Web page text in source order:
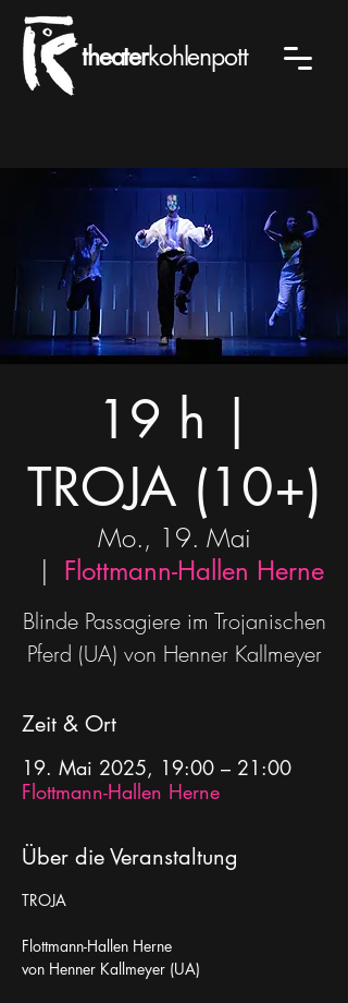
theaterkohlenpott
19 h |
TROJA (10+)
Mo., 19. Mai
  |
Flottmann-Hallen Herne
Blinde Passagiere im Trojanischen
Pferd (UA) von Henner Kallmeyer
Zeit & Ort
19. Mai 2025, 19:00 – 21:00
Flottmann-Hallen Herne
Über die Veranstaltung
TROJA
Flottmann-Hallen Herne
von Henner Kallmeyer (UA)